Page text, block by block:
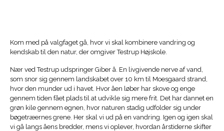
Kom med på valgfaget gå, hvor vi skal kombinere vandring og
kendskab til den natur, der omgiver Testrup Højskole.
Nær ved Testrup udspringer Giber å. En livgivende nerve af vand,
som snor sig gennem landskabet over 10 km til Moesgaard strand,
hvor den munder ud i havet. Hvor åen løber har skove og enge
gennem tiden fået plads til at udvikle sig mere frit. Det har dannet en
grøn kile gennem egnen, hvor naturen stadig udfolder sig under
bøgetræernes grene. Her skal vi ud på en vandring. Igen og igen skal
vi gå langs åens bredder, mens vi oplever, hvordan årstiderne skifter